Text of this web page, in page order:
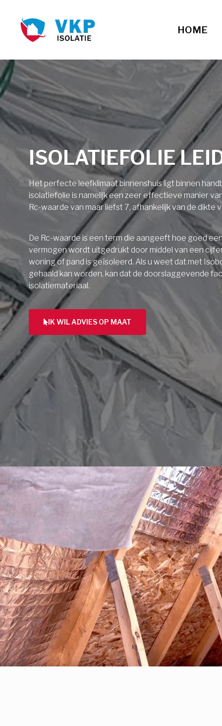
HOME
ISOLATIEFOLIE
Het perfecte leefklimaat binnenshuis ligt binnen
isolatiefolie is namelijk een zeer effectieve manier
Rc-waarde van maar liefst 7, afhankelijk van de dikte
De Rc-waarde is een term die aangeeft hoe goed
vermogen wordt uitgedrukt door middel van een
woning of pand is geïsoleerd. Als u weet dat met
gehaald kan worden, kan dat de doorslaggevende
isolatiemateriaal.
IK WIL ADVIES OP MAAT